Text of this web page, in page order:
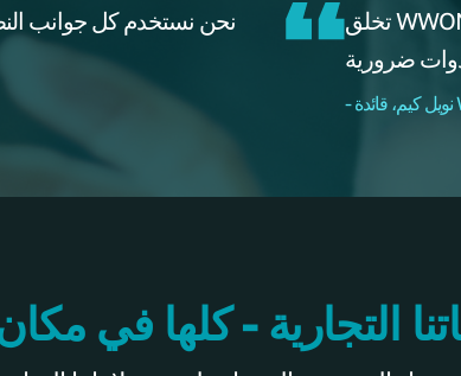
نحن نستخدم كل جوانب
تخلق WWONE مصداقية فورية. ثم لديك أدوات تساعدك على الاتصال
التجارية - كلها في